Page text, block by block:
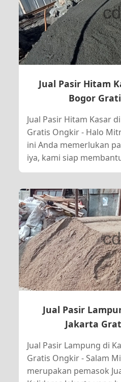
Jual Pasir Hitam
Bogor
Jual Pasir Hitam Kasar
Gratis Ongkir - Halo
ini Anda memerlukan
iya, kami siap
Jual Pasir
Jakarta
Jual Pasir Lampung di
Gratis Ongkir - Salam
merupakan pemasok